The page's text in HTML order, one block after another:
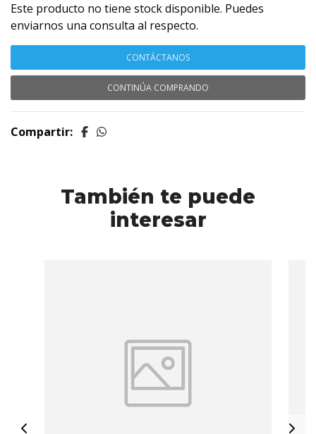
Este producto no tiene stock disponible. Puedes
enviarnos una consulta al respecto.
CONTÁCTANOS
CONTINÚA COMPRANDO
Compartir:
También te puede
interesar